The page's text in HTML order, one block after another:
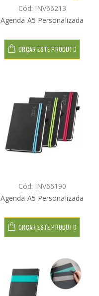
Cód: INV66213
Agenda A5 Personalizada
ORÇAR ESTE PRODUTO
Cód: INV66190
Agenda A5 Personalizada
ORÇAR ESTE PRODUTO